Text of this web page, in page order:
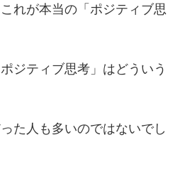
れが本当の「ポジティブ思
ジティブ思考」はどういう
た人も多いのではないでし